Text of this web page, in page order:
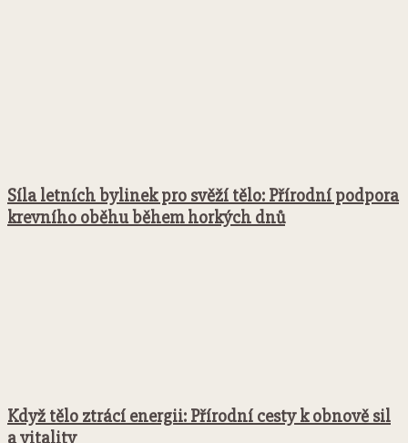
Síla letních bylinek pro svěží tělo: Přírodní podpora
krevního oběhu během horkých dnů
Když tělo ztrácí energii: Přírodní cesty k obnově sil
a vitality